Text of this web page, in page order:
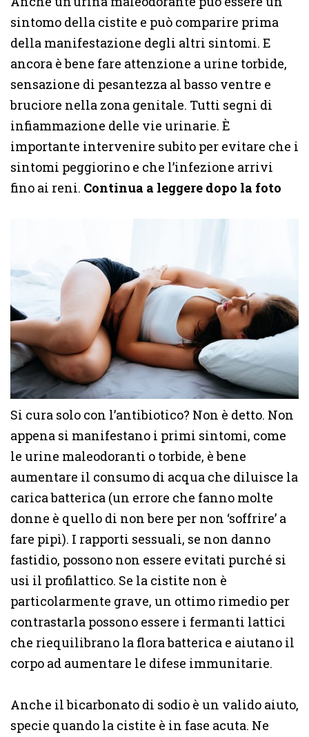
sintomo della cistite e può comparire prima
della manifestazione degli altri sintomi. E
ancora è bene fare attenzione a urine torbide,
sensazione di pesantezza al basso ventre e
bruciore nella zona genitale. Tutti segni di
infiammazione delle vie urinarie. È
importante intervenire subito per evitare che i
sintomi peggiorino e che l’infezione arrivi
fino ai reni. Continua a leggere dopo la foto
Si cura solo con l’antibiotico? Non è detto. Non
appena si manifestano i primi sintomi, come
le urine maleodoranti o torbide, è bene
aumentare il consumo di acqua che diluisce la
carica batterica (un errore che fanno molte
donne è quello di non bere per non ‘soffrire’ a
fare pipì). I rapporti sessuali, se non danno
fastidio, possono non essere evitati purché si
usi il profilattico. Se la cistite non è
particolarmente grave, un ottimo rimedio per
contrastarla possono essere i fermanti lattici
che riequilibrano la flora batterica e aiutano il
corpo ad aumentare le difese immunitarie.
Anche il bicarbonato di sodio è un valido aiuto,
specie quando la cistite è in fase acuta. Ne